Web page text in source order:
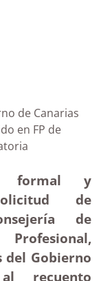
de Canarias
en FP de
formal y
de
de
del Gobierno
recuento